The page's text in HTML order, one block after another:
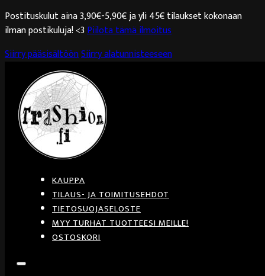
Postituskulut aina 3,90€-5,90€ ja yli 45€ tilaukset kokonaan
ilman postikuluja! <3Piilota tämä ilmoitus
Siirry pääsisältöönSiirry alatunnisteeseen
KAUPPA
TILAUS- JA TOIMITUSEHDOT
TIETOSUOJASELOSTE
MYY TURHAT TUOTTEESI MEILLE!
OSTOSKORI